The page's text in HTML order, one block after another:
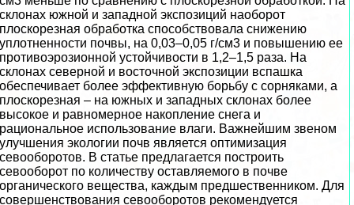
склонах южной и западной экспозиций наоборот
плоскорезная обработка способствовала снижению
уплотненности почвы, на 0,03–0,05 г/см3 и повышению ее
противоэрозионной устойчивости в 1,2–1,5 раза. На
склонах северной и восточной экспозиции вспашка
обеспечивает более эффективную борьбу с сорняками, а
плоскорезная – на южных и западных склонах более
высокое и равномерное накопление снега и
рациональное использование влаги. Важнейшим звеном
улучшения экологии почв является оптимизация
севооборотов. В статье предлагается построить
севооборот по количеству оставляемого в почве
органического вещества, каждым предшественником. Для
совершенствования севооборотов рекомендуется